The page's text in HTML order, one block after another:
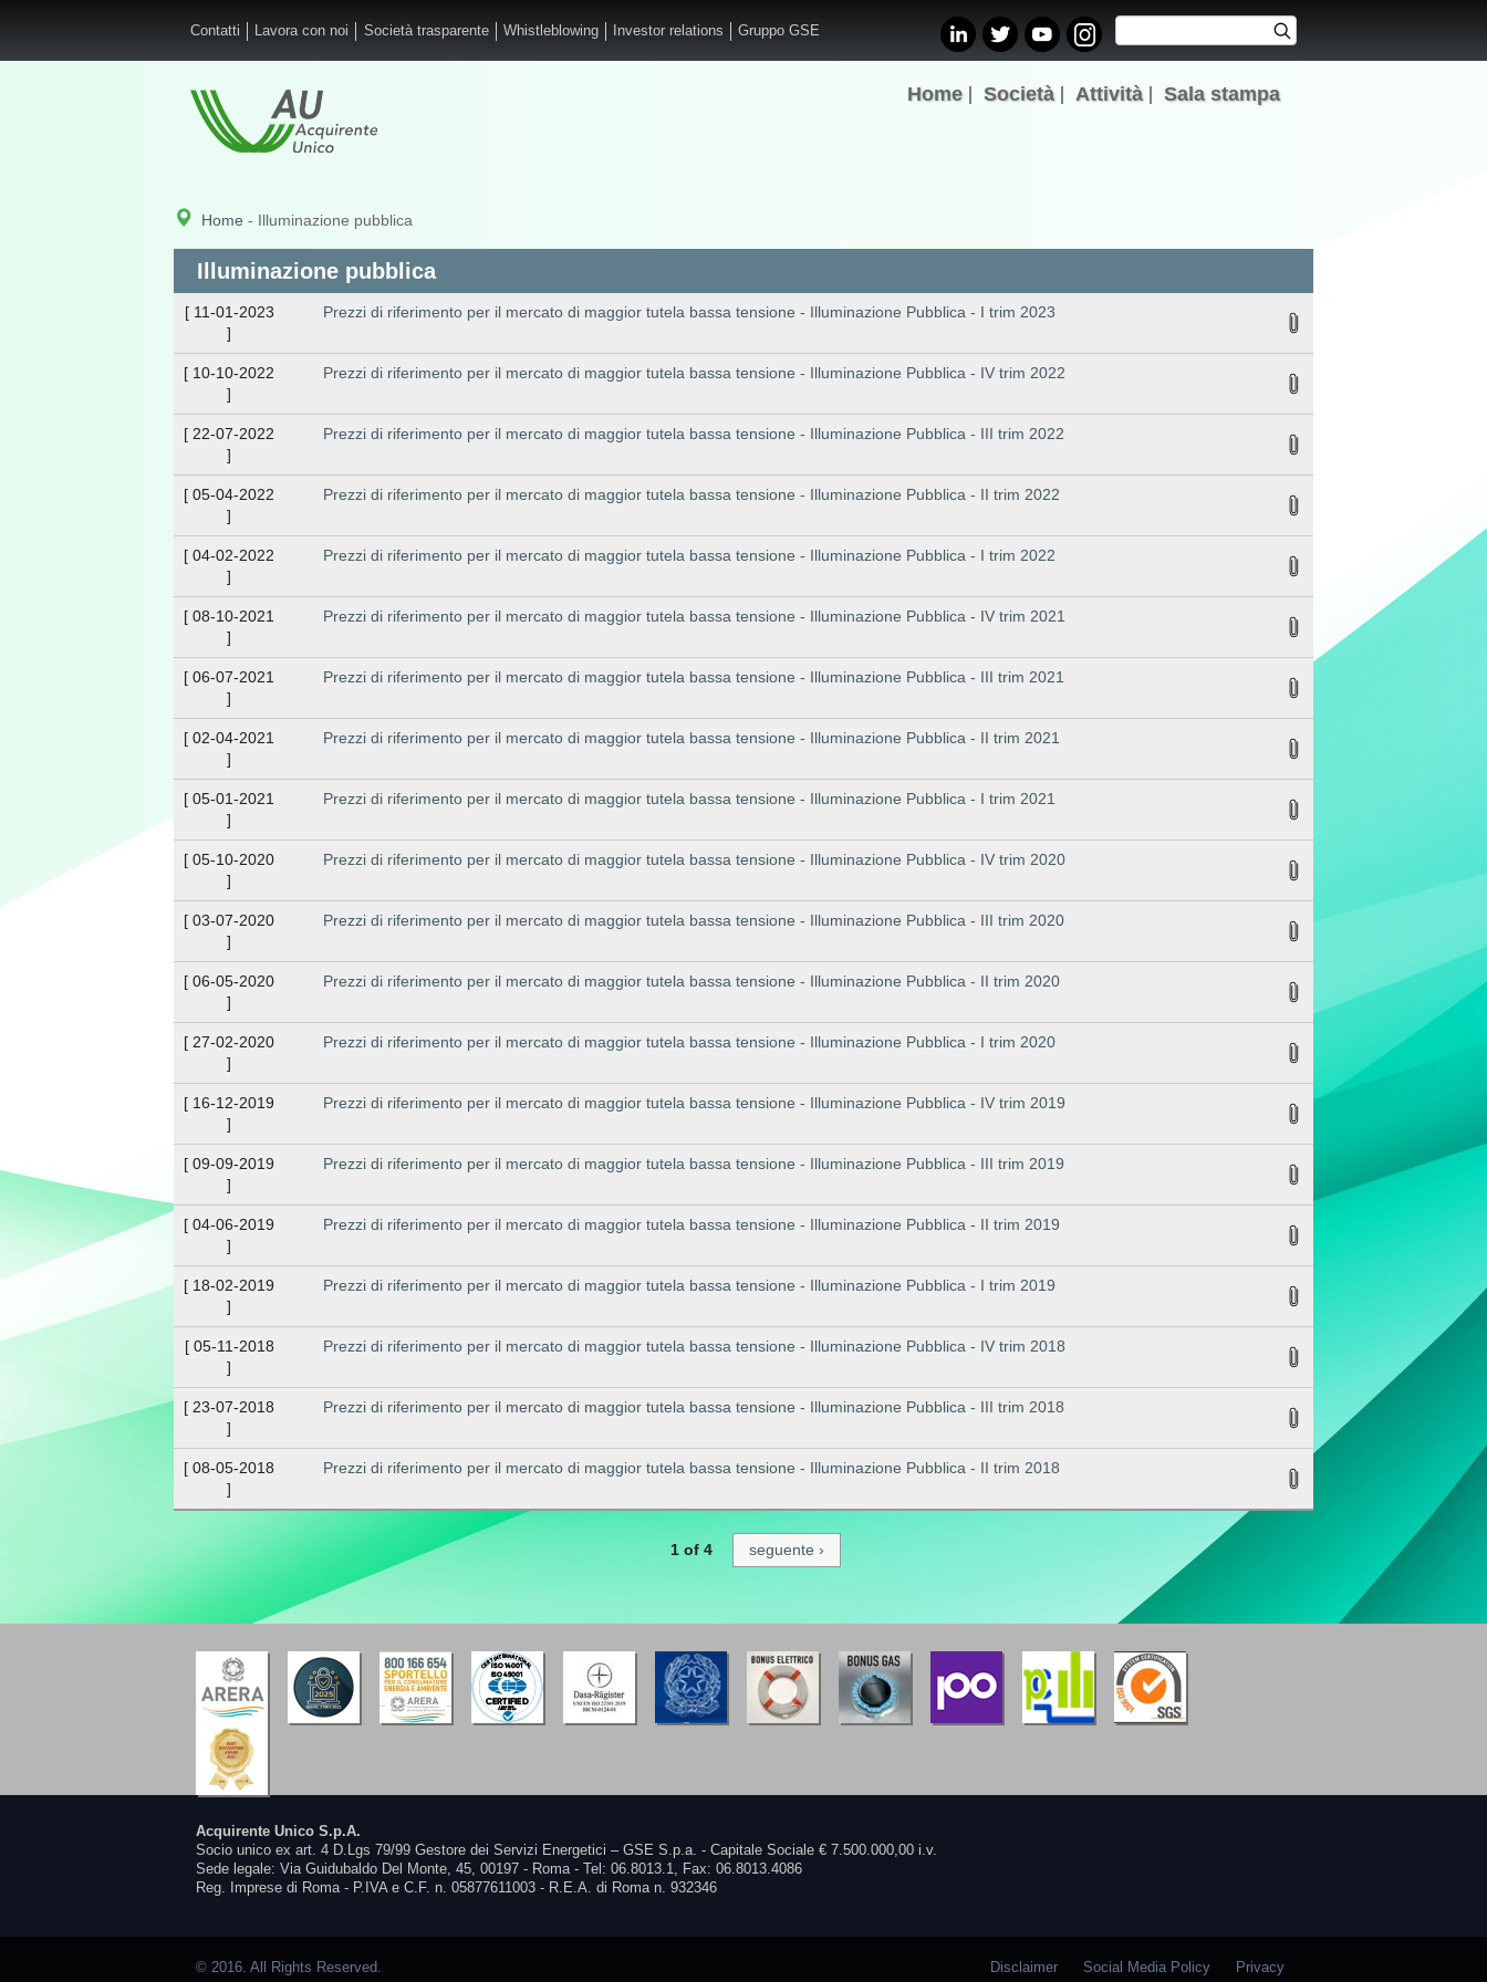
Contatti Lavora con noi Società trasparente Whistleblowing Investor relations Gruppo GSE
Form di
ricerca
Cerca
Home Società Attività Sala stampa
Home - Illuminazione pubblica
Illuminazione pubblica
[ 11-01-2023
]
Prezzi di riferimento per il mercato di maggior tutela bassa tensione - Illuminazione Pubblica - I trim 2023
[ 10-10-2022
]
Prezzi di riferimento per il mercato di maggior tutela bassa tensione - Illuminazione Pubblica - IV trim 2022
[ 22-07-2022
]
Prezzi di riferimento per il mercato di maggior tutela bassa tensione - Illuminazione Pubblica - III trim 2022
[ 05-04-2022
]
Prezzi di riferimento per il mercato di maggior tutela bassa tensione - Illuminazione Pubblica - II trim 2022
[ 04-02-2022
]
Prezzi di riferimento per il mercato di maggior tutela bassa tensione - Illuminazione Pubblica - I trim 2022
[ 08-10-2021
]
Prezzi di riferimento per il mercato di maggior tutela bassa tensione - Illuminazione Pubblica - IV trim 2021
[ 06-07-2021
]
Prezzi di riferimento per il mercato di maggior tutela bassa tensione - Illuminazione Pubblica - III trim 2021
[ 02-04-2021
]
Prezzi di riferimento per il mercato di maggior tutela bassa tensione - Illuminazione Pubblica - II trim 2021
[ 05-01-2021
]
Prezzi di riferimento per il mercato di maggior tutela bassa tensione - Illuminazione Pubblica - I trim 2021
[ 05-10-2020
]
Prezzi di riferimento per il mercato di maggior tutela bassa tensione - Illuminazione Pubblica - IV trim 2020
[ 03-07-2020
]
Prezzi di riferimento per il mercato di maggior tutela bassa tensione - Illuminazione Pubblica - III trim 2020
[ 06-05-2020
]
Prezzi di riferimento per il mercato di maggior tutela bassa tensione - Illuminazione Pubblica - II trim 2020
[ 27-02-2020
]
Prezzi di riferimento per il mercato di maggior tutela bassa tensione - Illuminazione Pubblica - I trim 2020
[ 16-12-2019
]
Prezzi di riferimento per il mercato di maggior tutela bassa tensione - Illuminazione Pubblica - IV trim 2019
[ 09-09-2019
]
Prezzi di riferimento per il mercato di maggior tutela bassa tensione - Illuminazione Pubblica - III trim 2019
[ 04-06-2019
]
Prezzi di riferimento per il mercato di maggior tutela bassa tensione - Illuminazione Pubblica - II trim 2019
[ 18-02-2019
]
Prezzi di riferimento per il mercato di maggior tutela bassa tensione - Illuminazione Pubblica - I trim 2019
[ 05-11-2018
]
Prezzi di riferimento per il mercato di maggior tutela bassa tensione - Illuminazione Pubblica - IV trim 2018
[ 23-07-2018
]
Prezzi di riferimento per il mercato di maggior tutela bassa tensione - Illuminazione Pubblica - III trim 2018
[ 08-05-2018
]
Prezzi di riferimento per il mercato di maggior tutela bassa tensione - Illuminazione Pubblica - II trim 2018
1 of 4 seguente ›
Acquirente Unico S.p.A.
Socio unico ex art. 4 D.Lgs 79/99 Gestore dei Servizi Energetici – GSE S.p.a. - Capitale Sociale € 7.500.000,00 i.v.
Sede legale: Via Guidubaldo Del Monte, 45, 00197 - Roma - Tel: 06.8013.1, Fax: 06.8013.4086
Reg. Imprese di Roma - P.IVA e C.F. n. 05877611003 - R.E.A. di Roma n. 932346
© 2016. All Rights Reserved. Disclaimer Social Media Policy Privacy